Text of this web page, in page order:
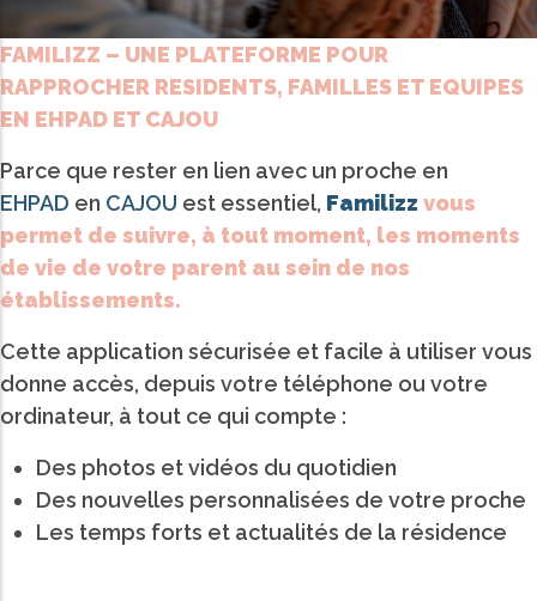
FAMILIZZ – UNE PLATEFORME POUR
RAPPROCHER RESIDENTS, FAMILLES ET EQUIPES
EN EHPAD ET CAJOU
Parce que rester en lien avec un proche en
EHPAD en CAJOU est essentiel, Familizz vous
permet de suivre, à tout moment, les moments
de vie de votre parent au sein de nos
établissements.
Cette application sécurisée et facile à utiliser vous
donne accès, depuis votre téléphone ou votre
ordinateur, à tout ce qui compte :
Des photos et vidéos du quotidien
Des nouvelles personnalisées de votre proche
Les temps forts et actualités de la résidence